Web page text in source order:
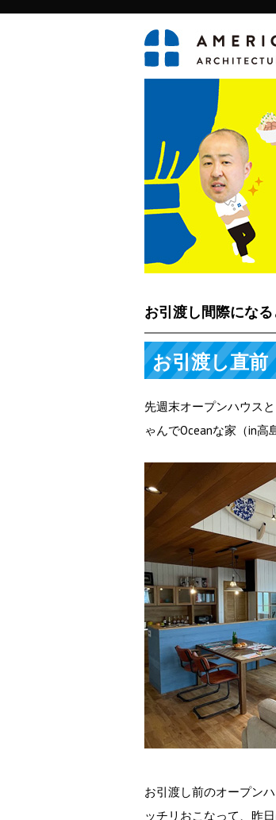
お引渡し間際にな
お引渡し直前
先週末オープンハウス
ゃんでOceanな家（in高
お引渡し前のオープン
ッチリおこなって、昨